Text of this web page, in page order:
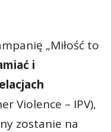
„Miłość to
i
Violence – IPV),
zostanie na